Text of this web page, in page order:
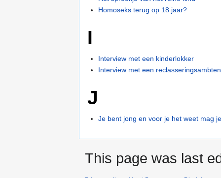
Homoseks terug op 18 jaar?
I
Interview met een kinderlokker
Interview met een
J
Je bent jong en voor je het weet mag
This page was last